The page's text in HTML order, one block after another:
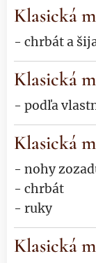
Klasická
- chrbát a
Klasická
- podľa
Klasická
- nohy
- chrbát
- ruky
Klasická